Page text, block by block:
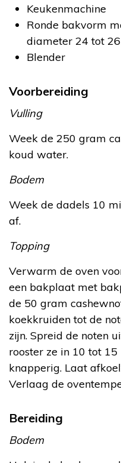
Keukenmachine
Ronde bakvorm
diameter 24 tot
Blender
Voorbereiding
Vulling
Week de 250 gram
koud water.
Bodem
Week de dadels 10
af.
Topping
Verwarm de oven
een bakplaat met
de 50 gram
koekkruiden tot de
zijn. Spreid de noten
rooster ze in 10 tot
knapperig. Laat
Verlaag de
Bereiding
Bodem